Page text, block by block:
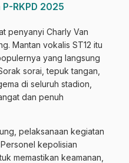
RKPD 2025
penyanyi Charly Van
Mantan vokalis ST12 itu
yang langsung
sorai, tepuk tangan,
di seluruh stadion,
dan penuh
pelaksanaan kegiatan
kepolisian
memastikan keamanan,